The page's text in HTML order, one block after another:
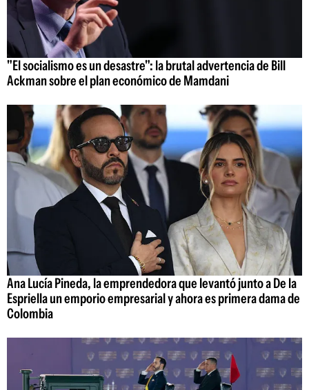
"El socialismo es un desastre": la brutal advertencia de Bill
Ackman sobre el plan económico de Mamdani
Ana Lucía Pineda, la emprendedora que levantó junto a De la
Espriella un emporio empresarial y ahora es primera dama de
Colombia